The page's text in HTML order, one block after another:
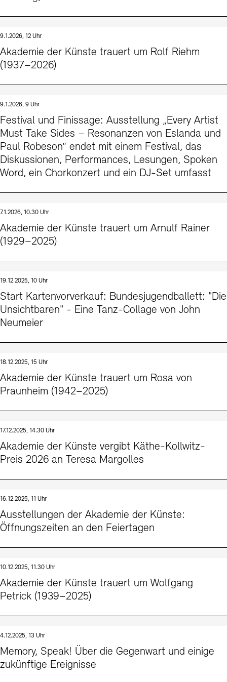
9.1.2026, 12 Uhr
Akademie der Künste trauert um Rolf Riehm
(1937–2026)
9.1.2026, 9 Uhr
Festival und Finissage: Ausstellung „Every Artist
Must Take Sides – Resonanzen von Eslanda und
Paul Robeson“ endet mit einem Festival, das
Diskussionen, Performances, Lesungen, Spoken
Word, ein Chorkonzert und ein DJ-Set umfasst
7.1.2026, 10.30 Uhr
Akademie der Künste trauert um Arnulf Rainer
(1929–2025)
19.12.2025, 10 Uhr
Start Kartenvorverkauf: Bundesjugendballett: "Die
Unsichtbaren" - Eine Tanz-Collage von John
Neumeier
18.12.2025, 15 Uhr
Akademie der Künste trauert um Rosa von
Praunheim (1942–2025)
17.12.2025, 14.30 Uhr
Akademie der Künste vergibt Käthe-Kollwitz-
Preis 2026 an Teresa Margolles
16.12.2025, 11 Uhr
Ausstellungen der Akademie der Künste:
Öffnungszeiten an den Feiertagen
10.12.2025, 11.30 Uhr
Akademie der Künste trauert um Wolfgang
Petrick (1939–2025)
4.12.2025, 13 Uhr
Memory, Speak! Über die Gegenwart und einige
zukünftige Ereignisse